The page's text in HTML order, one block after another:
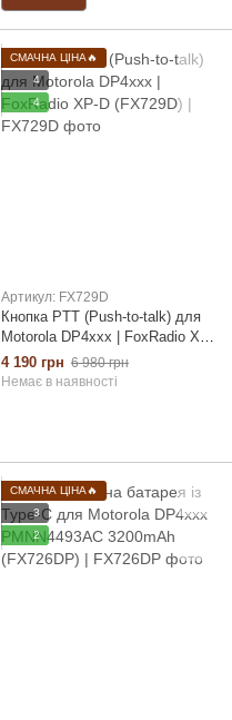
СМАЧНА ЦІНА🔥
4
4
Артикул: FX729D
Кнопка PTT (Push-to-talk) для
Motorola DP4xxx | FoxRadio XP-
D (FX729D)
4 190 грн 6 980 грн
Немає в наявності
СМАЧНА ЦІНА🔥
3
2